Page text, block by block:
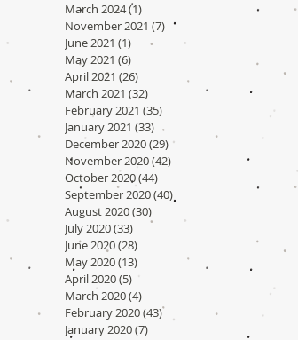
March 2024(1)
November 2021 (7) 7 posts
June 2021 (1) 1 post
May 2021 (6)
April 2021 (26)
March 2021 (32)
February 2021 (35)
January 2021 (33) 33 posts
December 2020(29) 29 posts
November 2020(42)
October 2020(44)
September 2020(40)
August 2020(30)
July 2020(33) 33 posts
June 2020(28)
May 2020(13)
April 2020(5) 5 posts
March 2020(4)
February 2020(43)43 posts
January 2020(7)